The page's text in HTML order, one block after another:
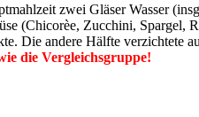
zwei Gläser Wasser
(Chicorèe, Zucchini, Spargel,
Die andere Hälfte verzichtete
die Vergleichsgruppe!